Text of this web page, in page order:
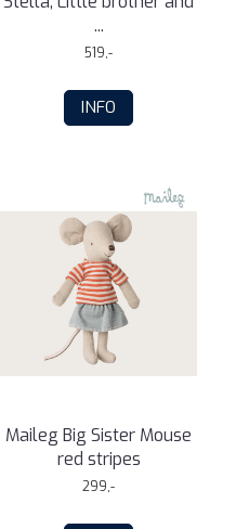
...
519,-
INFO
Maileg Big Sister Mouse
red stripes
299,-